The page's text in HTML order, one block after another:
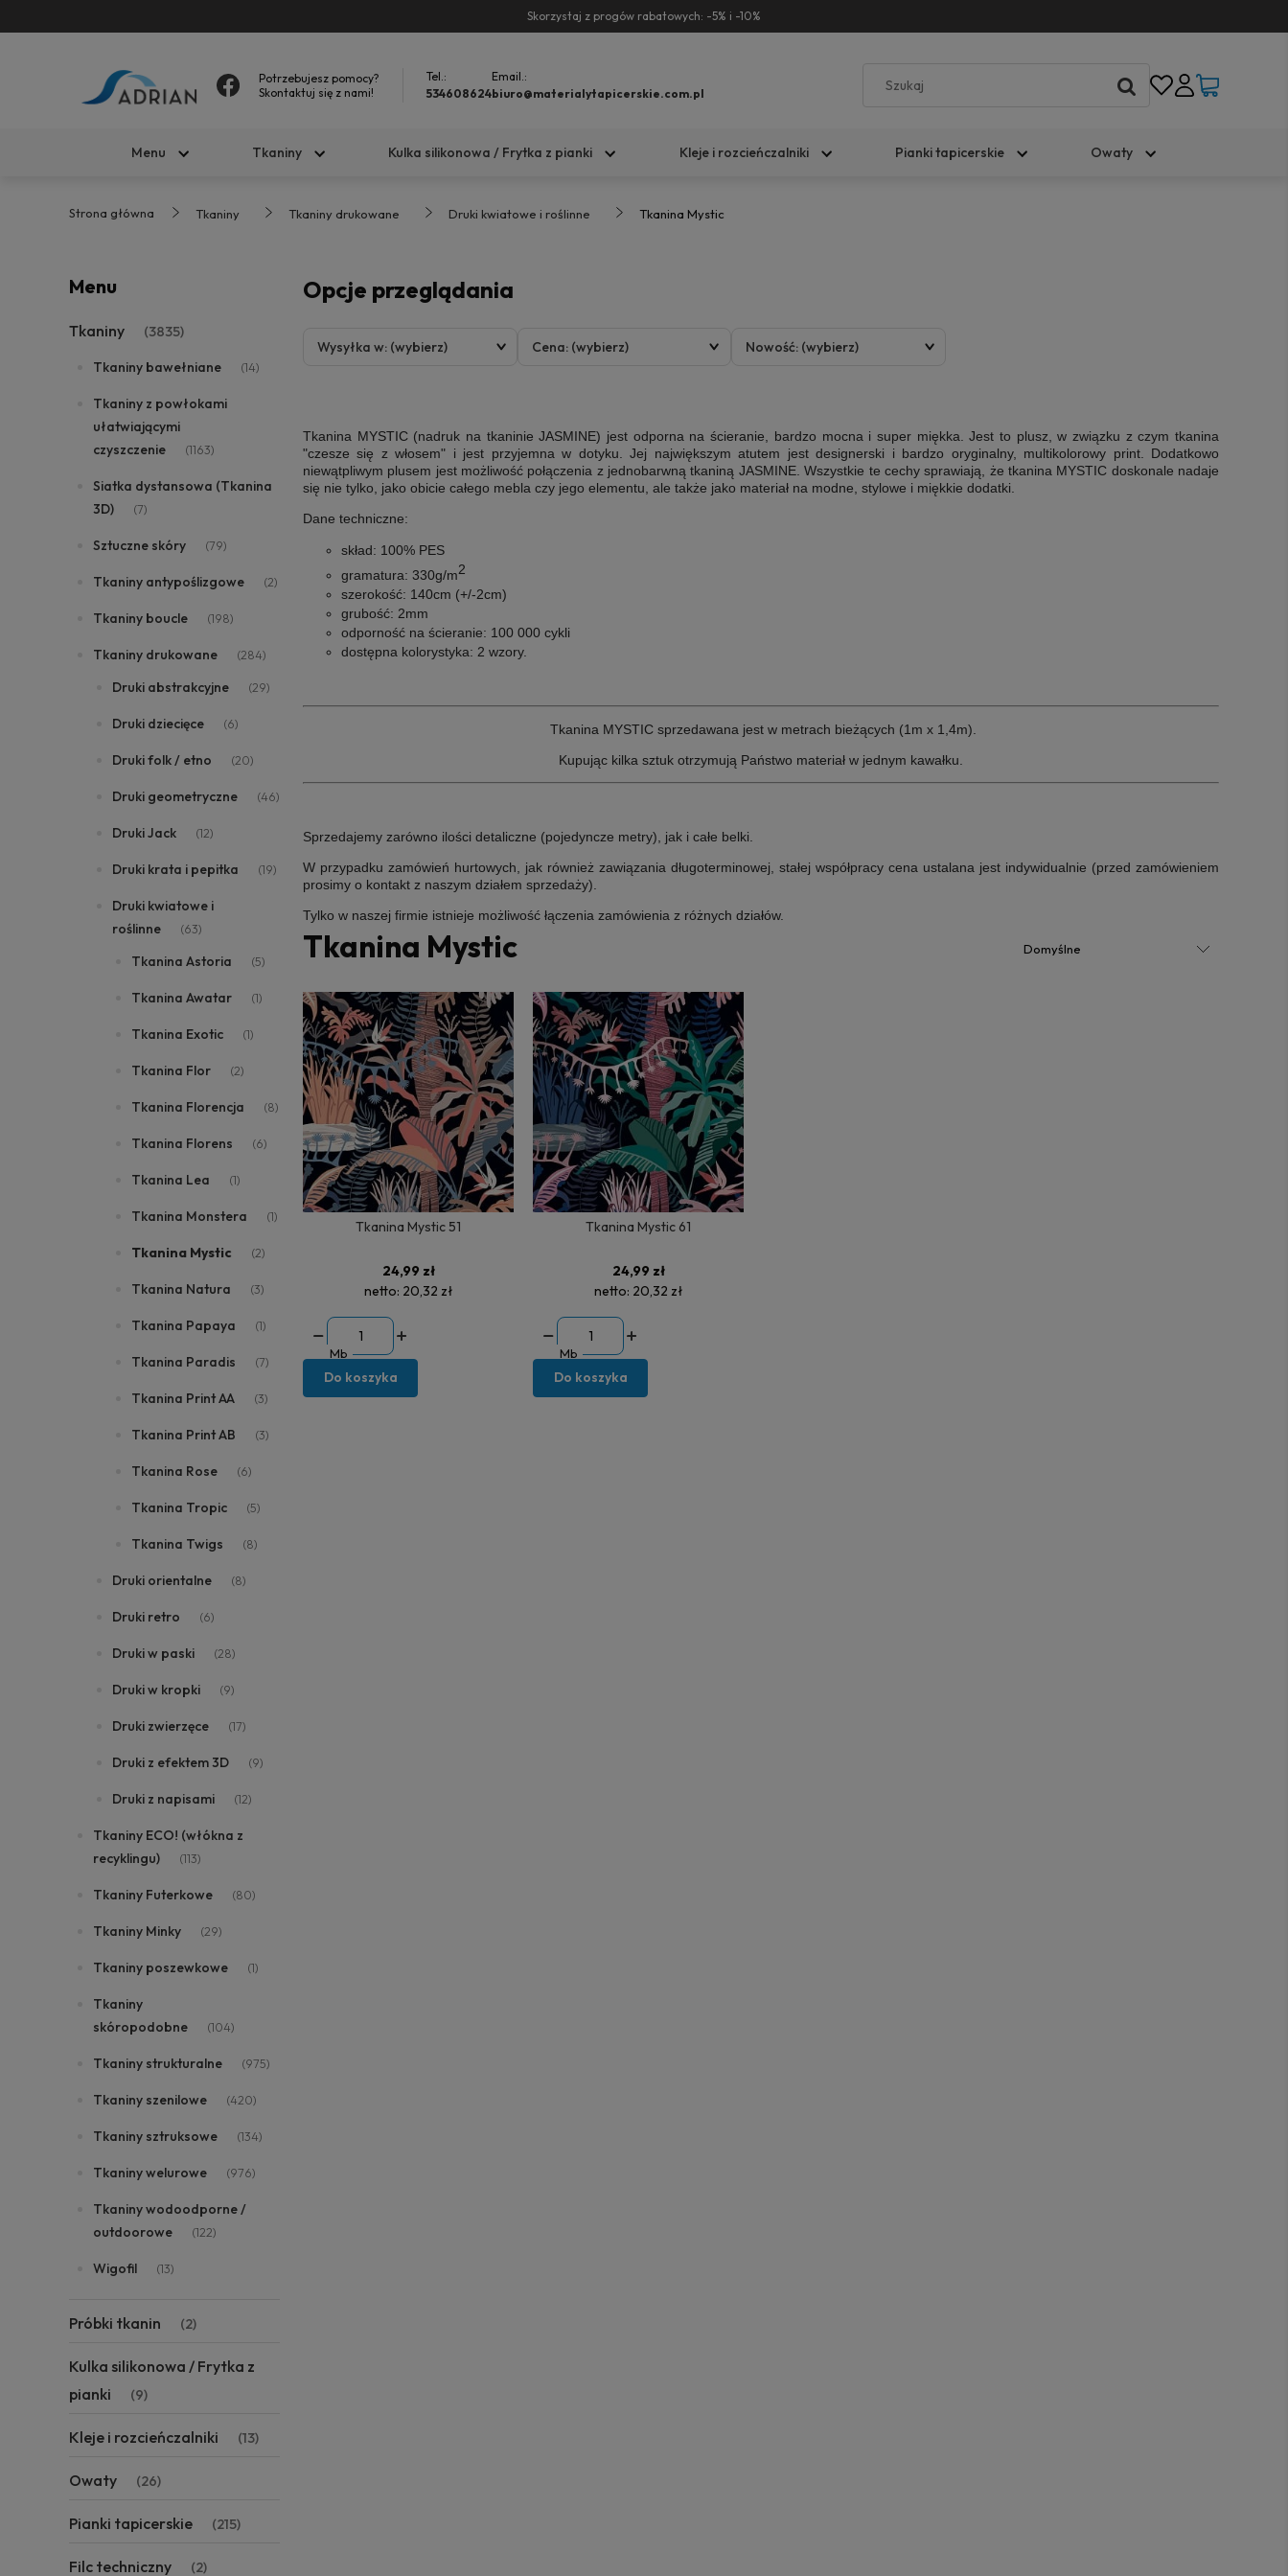
Skorzystaj z progów rabatowych: -5% i -10%
Potrzebujesz pomocy?
Skontaktuj się z nami!
Tel.:
534608624
Email.:
biuro@materialytapicerskie.com.pl
Menu Tkaniny Kulka silikonowa / Frytka z pianki Kleje i rozcieńczalniki Pianki tapicerskie Owaty
Strona główna Tkaniny Tkaniny drukowane Druki kwiatowe i roślinne Tkanina Mystic
Menu
Tkaniny (3835)
Tkaniny bawełniane (14)
Tkaniny z powłokami
ułatwiającymi
czyszczenie
(1163)
Siatka dystansowa (Tkanina
3D)
(7)
Sztuczne skóry (79)
Tkaniny antypoślizgowe (2)
Tkaniny boucle (198)
Tkaniny drukowane (284)
Druki abstrakcyjne (29)
Druki dziecięce (6)
Druki folk / etno (20)
Druki geometryczne (46)
Druki Jack (12)
Druki krata i pepitka (19)
Druki kwiatowe i
roślinne
(63)
Tkanina Astoria (5)
Tkanina Awatar (1)
Tkanina Exotic (1)
Tkanina Flor (2)
Tkanina Florencja (8)
Tkanina Florens (6)
Tkanina Lea (1)
Tkanina Monstera (1)
Tkanina Mystic (2)
Tkanina Natura (3)
Tkanina Papaya (1)
Tkanina Paradis (7)
Tkanina Print AA (3)
Tkanina Print AB (3)
Tkanina Rose (6)
Tkanina Tropic (5)
Tkanina Twigs (8)
Druki orientalne (8)
Druki retro (6)
Druki w paski (28)
Druki w kropki (9)
Druki zwierzęce (17)
Druki z efektem 3D (9)
Druki z napisami (12)
Tkaniny ECO! (włókna z
recyklingu)
(113)
Tkaniny Futerkowe (80)
Tkaniny Minky (29)
Tkaniny poszewkowe (1)
Tkaniny
skóropodobne
(104)
Tkaniny strukturalne (975)
Tkaniny szenilowe (420)
Tkaniny sztruksowe (134)
Tkaniny welurowe (976)
Tkaniny wodoodporne /
outdoorowe
(122)
Wigofil (13)
Próbki tkanin (2)
Kulka silikonowa / Frytka z
pianki
(9)
Kleje i rozcieńczalniki (13)
Owaty (26)
Pianki tapicerskie (215)
Filc techniczny (2)
Opcje przeglądania
Wysyłka w: (wybierz) Cena: (wybierz) Nowość: (wybierz)
Tkanina MYSTIC (nadruk na tkaninie JASMINE) jest odporna na ścieranie, bardzo mocna i super miękka. Jest to plusz, w związku z czym tkanina
"czesze się z włosem" i jest przyjemna w dotyku. Jej największym atutem jest designerski i bardzo oryginalny, multikolorowy print. Dodatkowo
niewątpliwym plusem jest możliwość połączenia z jednobarwną tkaniną JASMINE.Wszystkie te cechy sprawiają, że tkanina MYSTIC doskonale nadaje
się nie tylko, jako obicie całego mebla czy jego elementu, ale także jako materiał na modne, stylowe i miękkie dodatki.
Dane techniczne:
skład: 100% PES
gramatura: 330g/m2
szerokość: 140cm (+/-2cm)
grubość: 2mm
odporność na ścieranie: 100 000 cykli
dostępna kolorystyka: 2 wzory.
Tkanina MYSTIC sprzedawana jest w metrach bieżących (1m x 1,4m).
Kupując kilka sztuk otrzymują Państwo materiał w jednym kawałku.
Sprzedajemy zarówno ilości detaliczne (pojedyncze metry), jak i całe belki.
W przypadku zamówień hurtowych, jak również zawiązania długoterminowej, stałej współpracy cena ustalana jest indywidualnie (przed zamówieniem
prosimy o kontakt z naszym działem sprzedaży).
Tylko w naszej firmie istnieje możliwość łączenia zamówienia z różnych działów.
Tkanina Mystic
Tkanina Mystic 51
24,99 zł
netto: 20,32 zł
Mb
Do koszyka
Tkanina Mystic 61
24,99 zł
netto: 20,32 zł
Mb
Do koszyka